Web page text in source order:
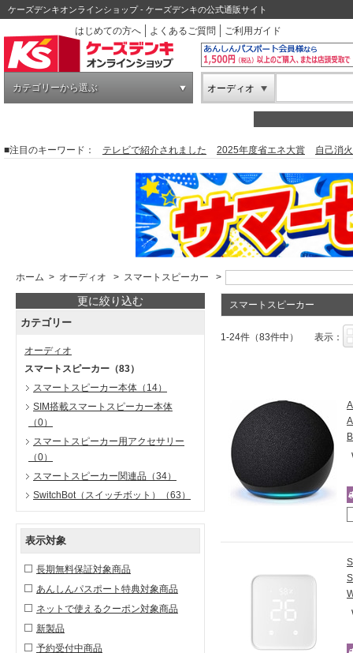
ケーズデンキオンラインショップ - ケーズデンキの公式通販サイト
はじめての方へ よくあるご質問 ご利用ガイド
カテゴリーから選ぶ オーディオ
■注目のキーワード： テレビで紹介されました 2025年度省エネ大賞 自己消
ホーム > オーディオ > スマートスピーカー >
更に絞り込む
カテゴリー
オーディオ
スマートスピーカー （83）
スマートスピーカー本体 （14）
SIM搭載スマートスピーカー本体
（0）
スマートスピーカー用アクセサリー
（0）
スマートスピーカー関連品 （34）
SwitchBot（スイッチボット）
（63）
表示対象
長期無料保証対象商品
あんしんパスポート特典対象商品
ネットで使えるクーポン対象商品
新製品
予約受付中商品
スマートスピーカー
1-24件（83件中） 表示：